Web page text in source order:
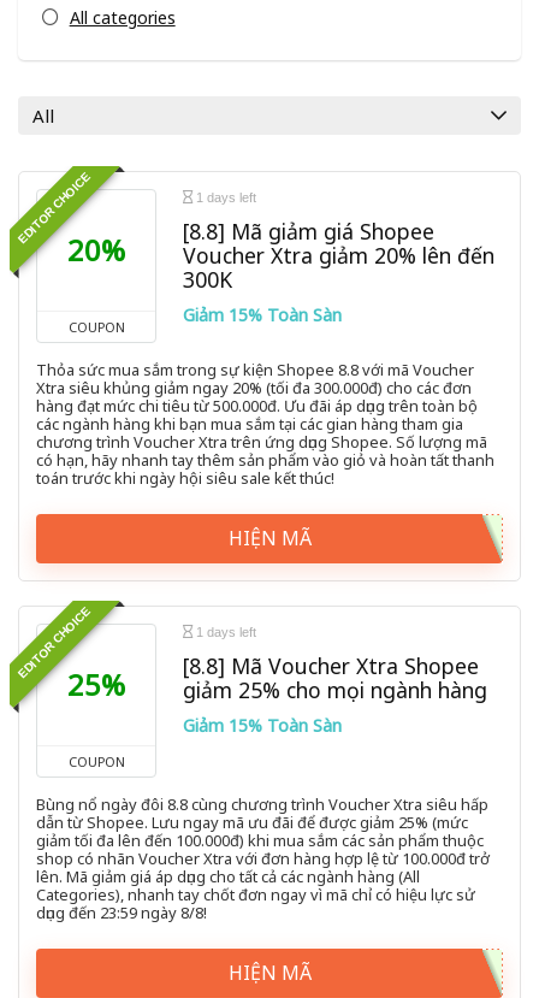
All categories
All
EDITOR CHOICE
20%
COUPON
1 days left
[8.8] Mã giảm giá Shopee
Voucher Xtra giảm 20% lên đến
300K
Giảm 15% Toàn Sàn
Thỏa sức mua sắm trong sự kiện Shopee 8.8 với mã Voucher
Xtra siêu khủng giảm ngay 20% (tối đa 300.000đ) cho các đơn
hàng đạt mức chi tiêu từ 500.000đ. Ưu đãi áp dụng trên toàn bộ
các ngành hàng khi bạn mua sắm tại các gian hàng tham gia
chương trình Voucher Xtra trên ứng dụng Shopee. Số lượng mã
có hạn, hãy nhanh tay thêm sản phẩm vào giỏ và hoàn tất thanh
toán trước khi ngày hội siêu sale kết thúc!
HIỆN MÃ
EDITOR CHOICE
25%
COUPON
1 days left
[8.8] Mã Voucher Xtra Shopee
giảm 25% cho mọi ngành hàng
Giảm 15% Toàn Sàn
Bùng nổ ngày đôi 8.8 cùng chương trình Voucher Xtra siêu hấp
dẫn từ Shopee. Lưu ngay mã ưu đãi để được giảm 25% (mức
giảm tối đa lên đến 100.000đ) khi mua sắm các sản phẩm thuộc
shop có nhãn Voucher Xtra với đơn hàng hợp lệ từ 100.000đ trở
lên. Mã giảm giá áp dụng cho tất cả các ngành hàng (All
Categories), nhanh tay chốt đơn ngay vì mã chỉ có hiệu lực sử
dụng đến 23:59 ngày 8/8!
HIỆN MÃ